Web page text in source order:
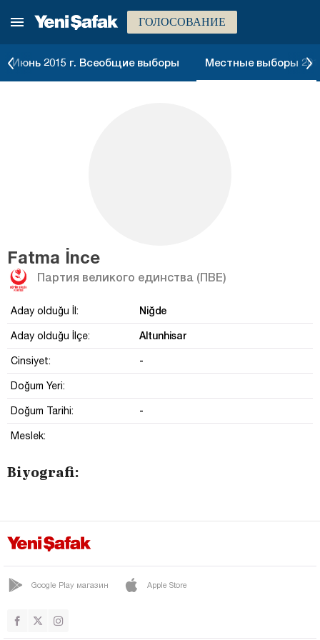
ГОЛОСОВАНИЕ
Июнь 2015 г. Всеобщие выборы Местные выборы
Fatma İnce
Партия великого единства (ПВЕ)
Aday olduğu İl: Niğde
Aday olduğu İlçe: Altunhisar
Cinsiyet: -
Doğum Yeri:
Doğum Tarihi: -
Meslek:
Biyografi:
Google Play магазин Apple Store